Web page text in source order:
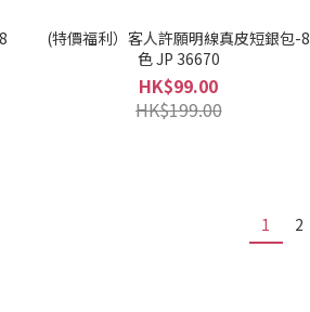
(特價福利）客人許願明線真皮短銀包-8
色 JP 36670
HK$99.00
HK$199.00
1 2